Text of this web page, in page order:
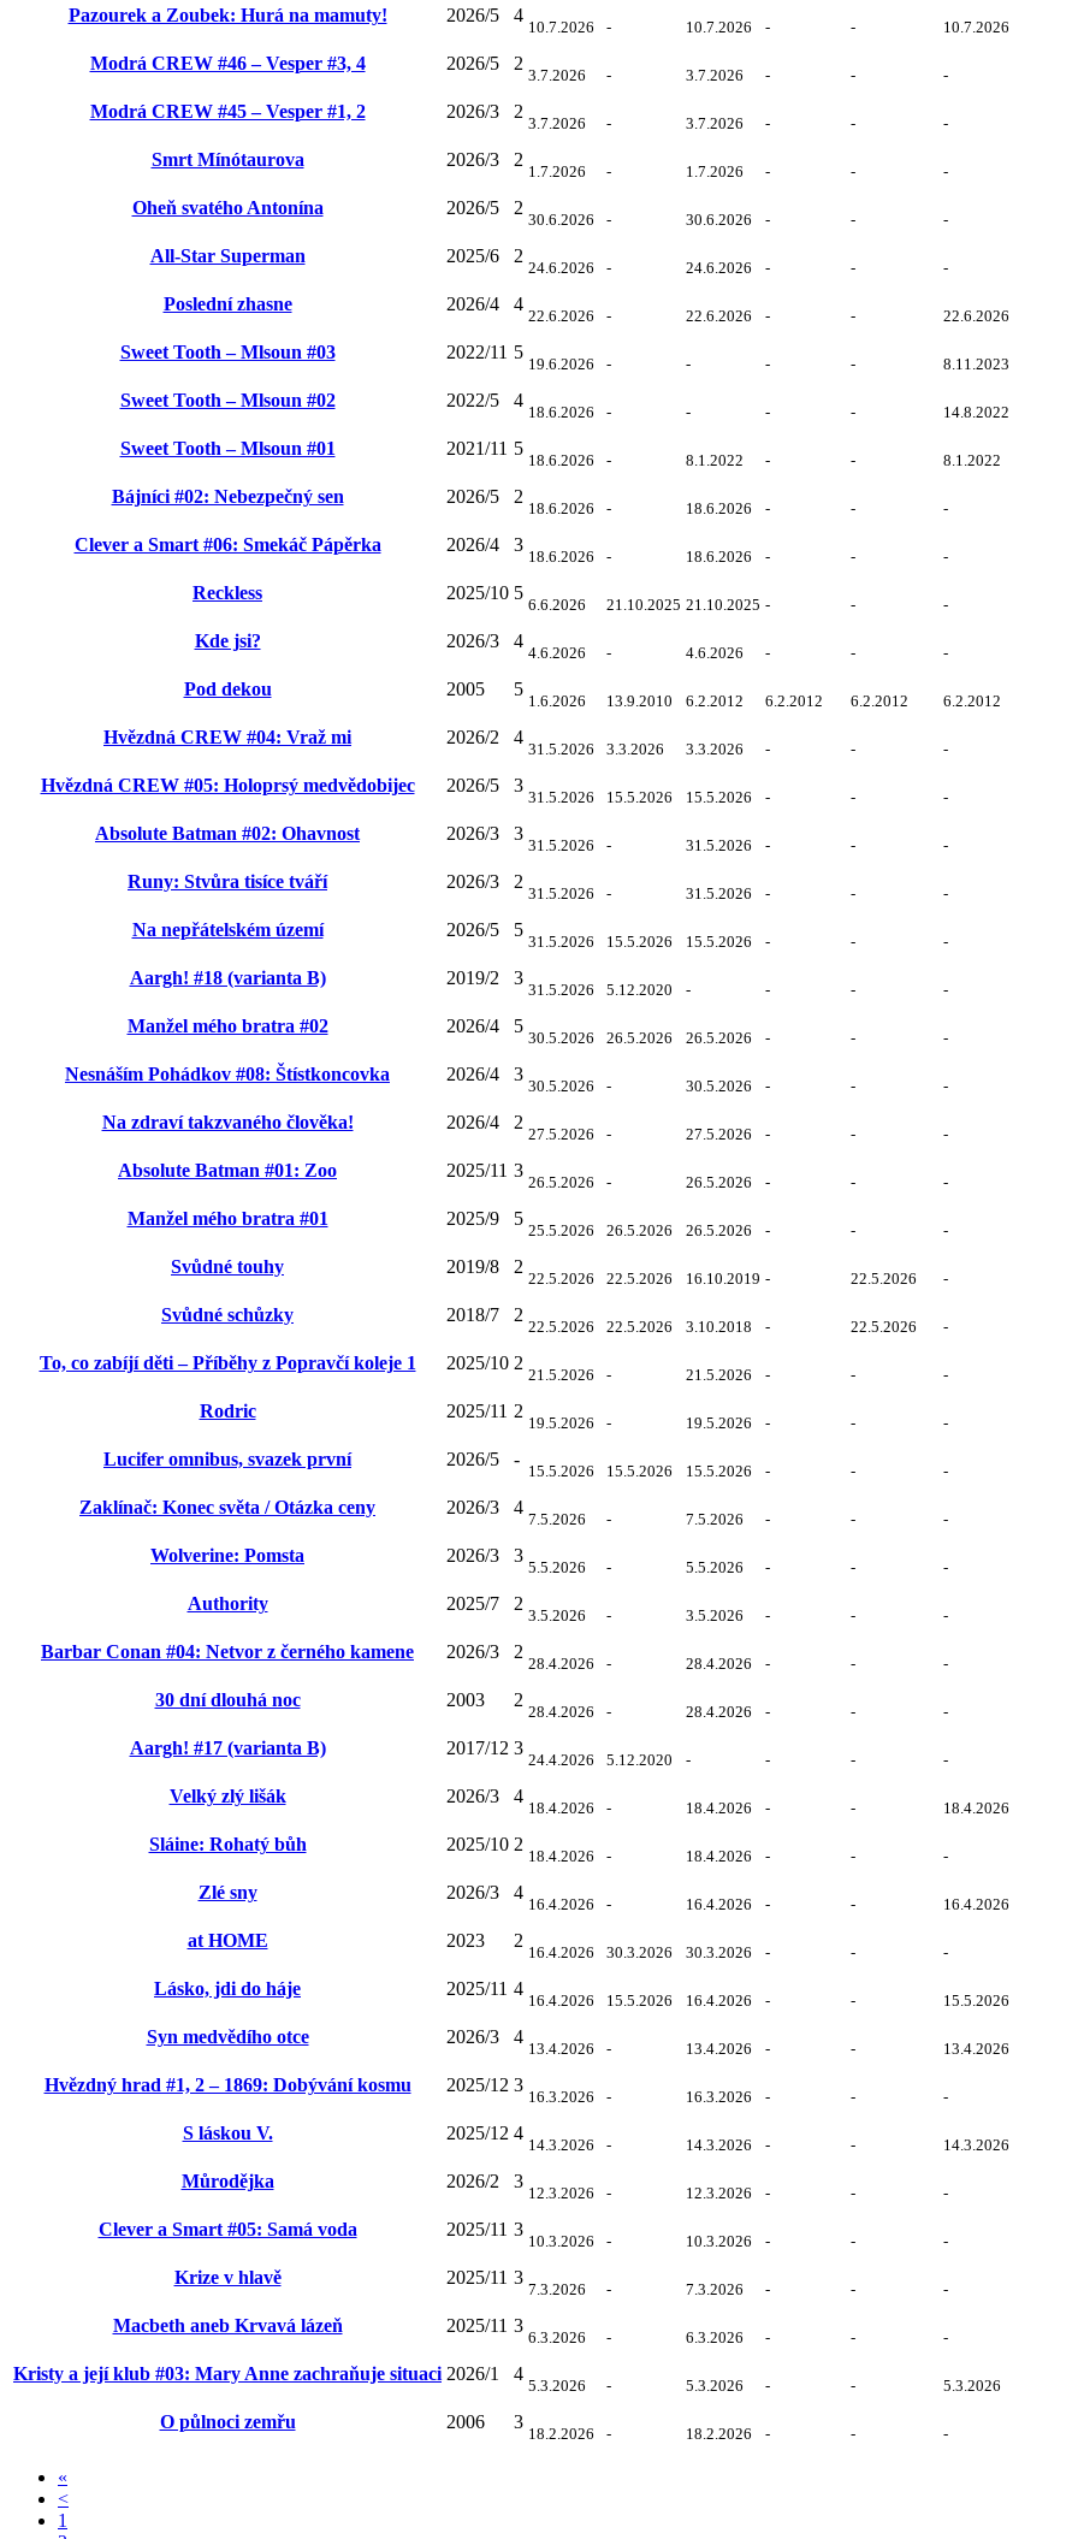
Pazourek a Zoubek: Hurá na mamuty! 2026/5 4
10.7.2026 - 10.7.2026 - - 10.7.2026
Modrá CREW #46 – Vesper #3, 4 2026/5 2
3.7.2026 - 3.7.2026 - - -
Modrá CREW #45 – Vesper #1, 2 2026/3 2
3.7.2026 - 3.7.2026 - - -
Smrt Mínótaurova 2026/3 2
1.7.2026 - 1.7.2026 - - -
Oheň svatého Antonína 2026/5 2
30.6.2026 - 30.6.2026 - - -
All-Star Superman 2025/6 2
24.6.2026 - 24.6.2026 - - -
Poslední zhasne 2026/4 4
22.6.2026 - 22.6.2026 - - 22.6.2026
Sweet Tooth – Mlsoun #03 2022/11 5
19.6.2026 - - - - 8.11.2023
Sweet Tooth – Mlsoun #02 2022/5 4
18.6.2026 - - - - 14.8.2022
Sweet Tooth – Mlsoun #01 2021/11 5
18.6.2026 - 8.1.2022 - - 8.1.2022
Bájníci #02: Nebezpečný sen 2026/5 2
18.6.2026 - 18.6.2026 - - -
Clever a Smart #06: Smekáč Pápěrka 2026/4 3
18.6.2026 - 18.6.2026 - - -
Reckless 2025/10 5
6.6.2026 21.10.2025 21.10.2025 - - -
Kde jsi? 2026/3 4
4.6.2026 - 4.6.2026 - - -
Pod dekou 2005 5
1.6.2026 13.9.2010 6.2.2012 6.2.2012 6.2.2012 6.2.2012
Hvězdná CREW #04: Vraž mi 2026/2 4
31.5.2026 3.3.2026 3.3.2026 - - -
Hvězdná CREW #05: Holoprsý medvědobijec 2026/5 3
31.5.2026 15.5.2026 15.5.2026 - - -
Absolute Batman #02: Ohavnost 2026/3 3
31.5.2026 - 31.5.2026 - - -
Runy: Stvůra tisíce tváří 2026/3 2
31.5.2026 - 31.5.2026 - - -
Na nepřátelském území 2026/5 5
31.5.2026 15.5.2026 15.5.2026 - - -
Aargh! #18 (varianta B) 2019/2 3
31.5.2026 5.12.2020 - - - -
Manžel mého bratra #02 2026/4 5
30.5.2026 26.5.2026 26.5.2026 - - -
Nesnáším Pohádkov #08: Štístkoncovka 2026/4 3
30.5.2026 - 30.5.2026 - - -
Na zdraví takzvaného člověka! 2026/4 2
27.5.2026 - 27.5.2026 - - -
Absolute Batman #01: Zoo 2025/11 3
26.5.2026 - 26.5.2026 - - -
Manžel mého bratra #01 2025/9 5
25.5.2026 26.5.2026 26.5.2026 - - -
Svůdné touhy 2019/8 2
22.5.2026 22.5.2026 16.10.2019 - 22.5.2026 -
Svůdné schůzky 2018/7 2
22.5.2026 22.5.2026 3.10.2018 - 22.5.2026 -
To, co zabíjí děti – Příběhy z Popravčí koleje 1 2025/10 2
21.5.2026 - 21.5.2026 - - -
Rodric 2025/11 2
19.5.2026 - 19.5.2026 - - -
Lucifer omnibus, svazek první 2026/5 -
15.5.2026 15.5.2026 15.5.2026 - - -
Zaklínač: Konec světa / Otázka ceny 2026/3 4
7.5.2026 - 7.5.2026 - - -
Wolverine: Pomsta 2026/3 3
5.5.2026 - 5.5.2026 - - -
Authority 2025/7 2
3.5.2026 - 3.5.2026 - - -
Barbar Conan #04: Netvor z černého kamene 2026/3 2
28.4.2026 - 28.4.2026 - - -
30 dní dlouhá noc 2003 2
28.4.2026 - 28.4.2026 - - -
Aargh! #17 (varianta B) 2017/12 3
24.4.2026 5.12.2020 - - - -
Velký zlý lišák 2026/3 4
18.4.2026 - 18.4.2026 - - 18.4.2026
Sláine: Rohatý bůh 2025/10 2
18.4.2026 - 18.4.2026 - - -
Zlé sny 2026/3 4
16.4.2026 - 16.4.2026 - - 16.4.2026
at HOME 2023 2
16.4.2026 30.3.2026 30.3.2026 - - -
Lásko, jdi do háje 2025/11 4
16.4.2026 15.5.2026 16.4.2026 - - 15.5.2026
Syn medvědího otce 2026/3 4
13.4.2026 - 13.4.2026 - - 13.4.2026
Hvězdný hrad #1, 2 – 1869: Dobývání kosmu 2025/12 3
16.3.2026 - 16.3.2026 - - -
S láskou V. 2025/12 4
14.3.2026 - 14.3.2026 - - 14.3.2026
Můrodějka 2026/2 3
12.3.2026 - 12.3.2026 - - -
Clever a Smart #05: Samá voda 2025/11 3
10.3.2026 - 10.3.2026 - - -
Krize v hlavě 2025/11 3
7.3.2026 - 7.3.2026 - - -
Macbeth aneb Krvavá lázeň 2025/11 3
6.3.2026 - 6.3.2026 - - -
Kristy a její klub #03: Mary Anne zachraňuje situaci 2026/1 4
5.3.2026 - 5.3.2026 - - 5.3.2026
O půlnoci zemřu 2006 3
18.2.2026 - 18.2.2026 - - -
«
<
1